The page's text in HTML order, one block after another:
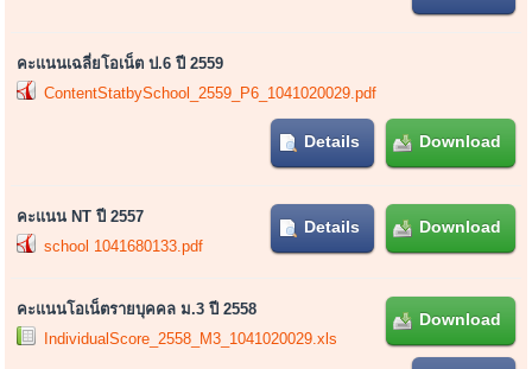
คะแนนเฉลี่ยโอเน็ต ป.6 ปี 2559
ContentStatbySchool_2559_P6_1041020029.pdf
Download
Details
คะแนน NT ปี 2557
school 1041680133.pdf
Download
Details
คะแนนโอเน็ตรายบุคคล ม.3 ปี 2558
IndividualScore_2558_M3_1041020029.xls
Download